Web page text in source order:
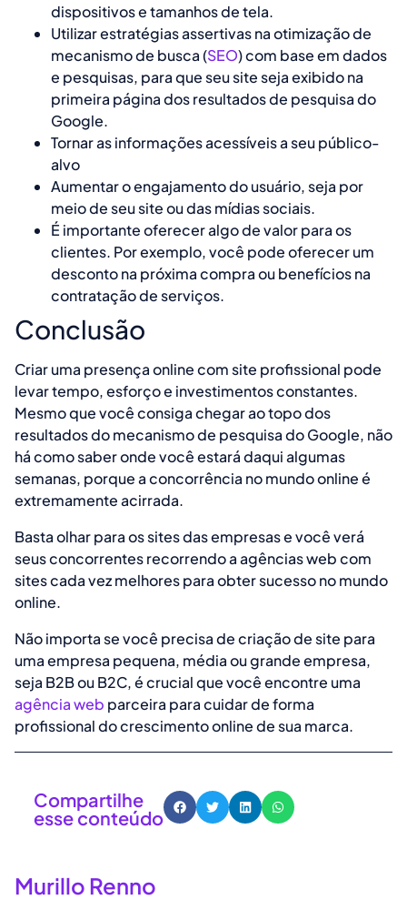
dispositivos e tamanhos de tela.
Utilizar estratégias assertivas na otimização de
mecanismo de busca (SEO) com base em dados
e pesquisas, para que seu site seja exibido na
primeira página dos resultados de pesquisa do
Google.
Tornar as informações acessíveis a seu público-
alvo
Aumentar o engajamento do usuário, seja por
meio de seu site ou das mídias sociais.
É importante oferecer algo de valor para os
clientes. Por exemplo, você pode oferecer um
desconto na próxima compra ou benefícios na
contratação de serviços.
Conclusão
Criar uma presença online com site profissional pode
levar tempo, esforço e investimentos constantes.
Mesmo que você consiga chegar ao topo dos
resultados do mecanismo de pesquisa do Google, não
há como saber onde você estará daqui algumas
semanas, porque a concorrência no mundo online é
extremamente acirrada.
Basta olhar para os sites das empresas e você verá
seus concorrentes recorrendo a agências web com
sites cada vez melhores para obter sucesso no mundo
online.
Não importa se você precisa de criação de site para
uma empresa pequena, média ou grande empresa,
seja B2B ou B2C, é crucial que você encontre uma
agência web parceira para cuidar de forma
profissional do crescimento online de sua marca.
Compartilhe
esse conteúdo
Murillo Renno